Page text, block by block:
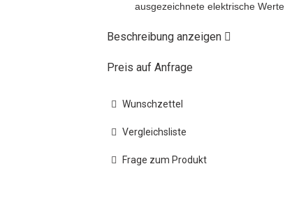
ausgezeichnete elektrische Werte
Beschreibung anzeigen
Preis auf Anfrage
Wunschzettel
Vergleichsliste
Frage zum Produkt